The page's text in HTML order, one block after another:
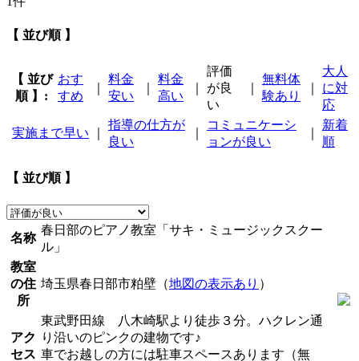
【 並び順 】
【 並び
順 】:
おす
すめ
料金
安い
料金
高い
評価
が良
い
無料体
験あり
大人
に対
応
実施まで早い
指導の仕方が
良い
コミュニケーシ
ョンが良い
新着
順
【 並び順 】
名称
春日部のピアノ教室「サキ・ミュージックスクー
ル」
教室
の住
所
埼玉県春日部市粕壁（地図の表示あり ）
アク
セス
東武野田線 八木崎駅より徒歩３分。ハクレン通
り沿いのピンクの建物です♪
車でお越しの方には駐車スペースあります（無